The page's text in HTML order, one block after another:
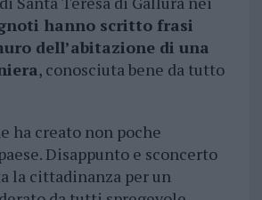
hanno scritto frasi
dell’abitazione di una
, conosciuta bene da tutto
ha creato non poche
Disappunto e sconcerto
la cittadinanza per un